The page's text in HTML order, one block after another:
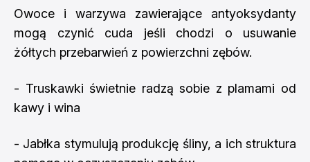
Owoce i warzywa zawierające antyoksydanty
mogą czynić cuda jeśli chodzi o usuwanie
żółtych przebarwień z powierzchni zębów.
- Truskawki świetnie radzą sobie z plamami od
kawy i wina
- Jabłka stymulują produkcję śliny, a ich struktura